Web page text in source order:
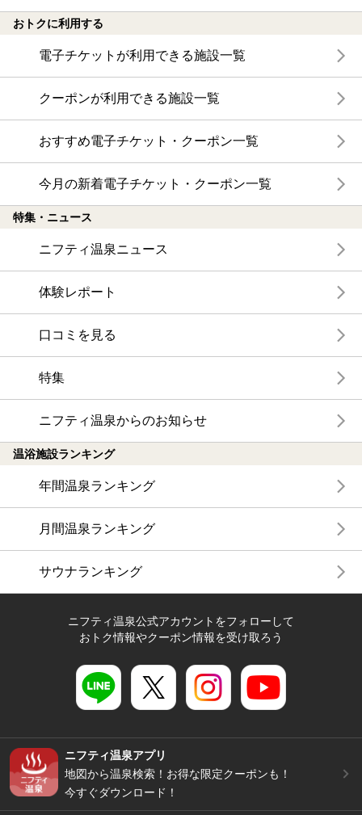
おトクに利用する
電子チケットが利用できる施設一覧
クーポンが利用できる施設一覧
おすすめ電子チケット・クーポン一覧
今月の新着電子チケット・クーポン一覧
特集・ニュース
ニフティ温泉ニュース
体験レポート
口コミを見る
特集
ニフティ温泉からのお知らせ
温浴施設ランキング
年間温泉ランキング
月間温泉ランキング
サウナランキング
ニフティ温泉公式アカウントをフォローして
おトク情報やクーポン情報を受け取ろう
ニフティ温泉アプリ
地図から温泉検索！お得な限定クーポンも！
今すぐダウンロード！